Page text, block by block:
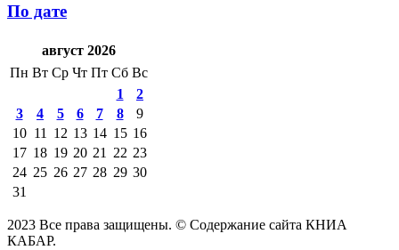
По дате
август 2026
Пн Вт Ср Чт Пт Сб Вс
1
2
3
4 5 6 7 8
9
10 11 12 13 14 15 16
17 18 19 20 21 22 23
24 25 26 27 28 29 30
31
2023 Все права защищены. © Содержание сайта КНИА
КАБАР.